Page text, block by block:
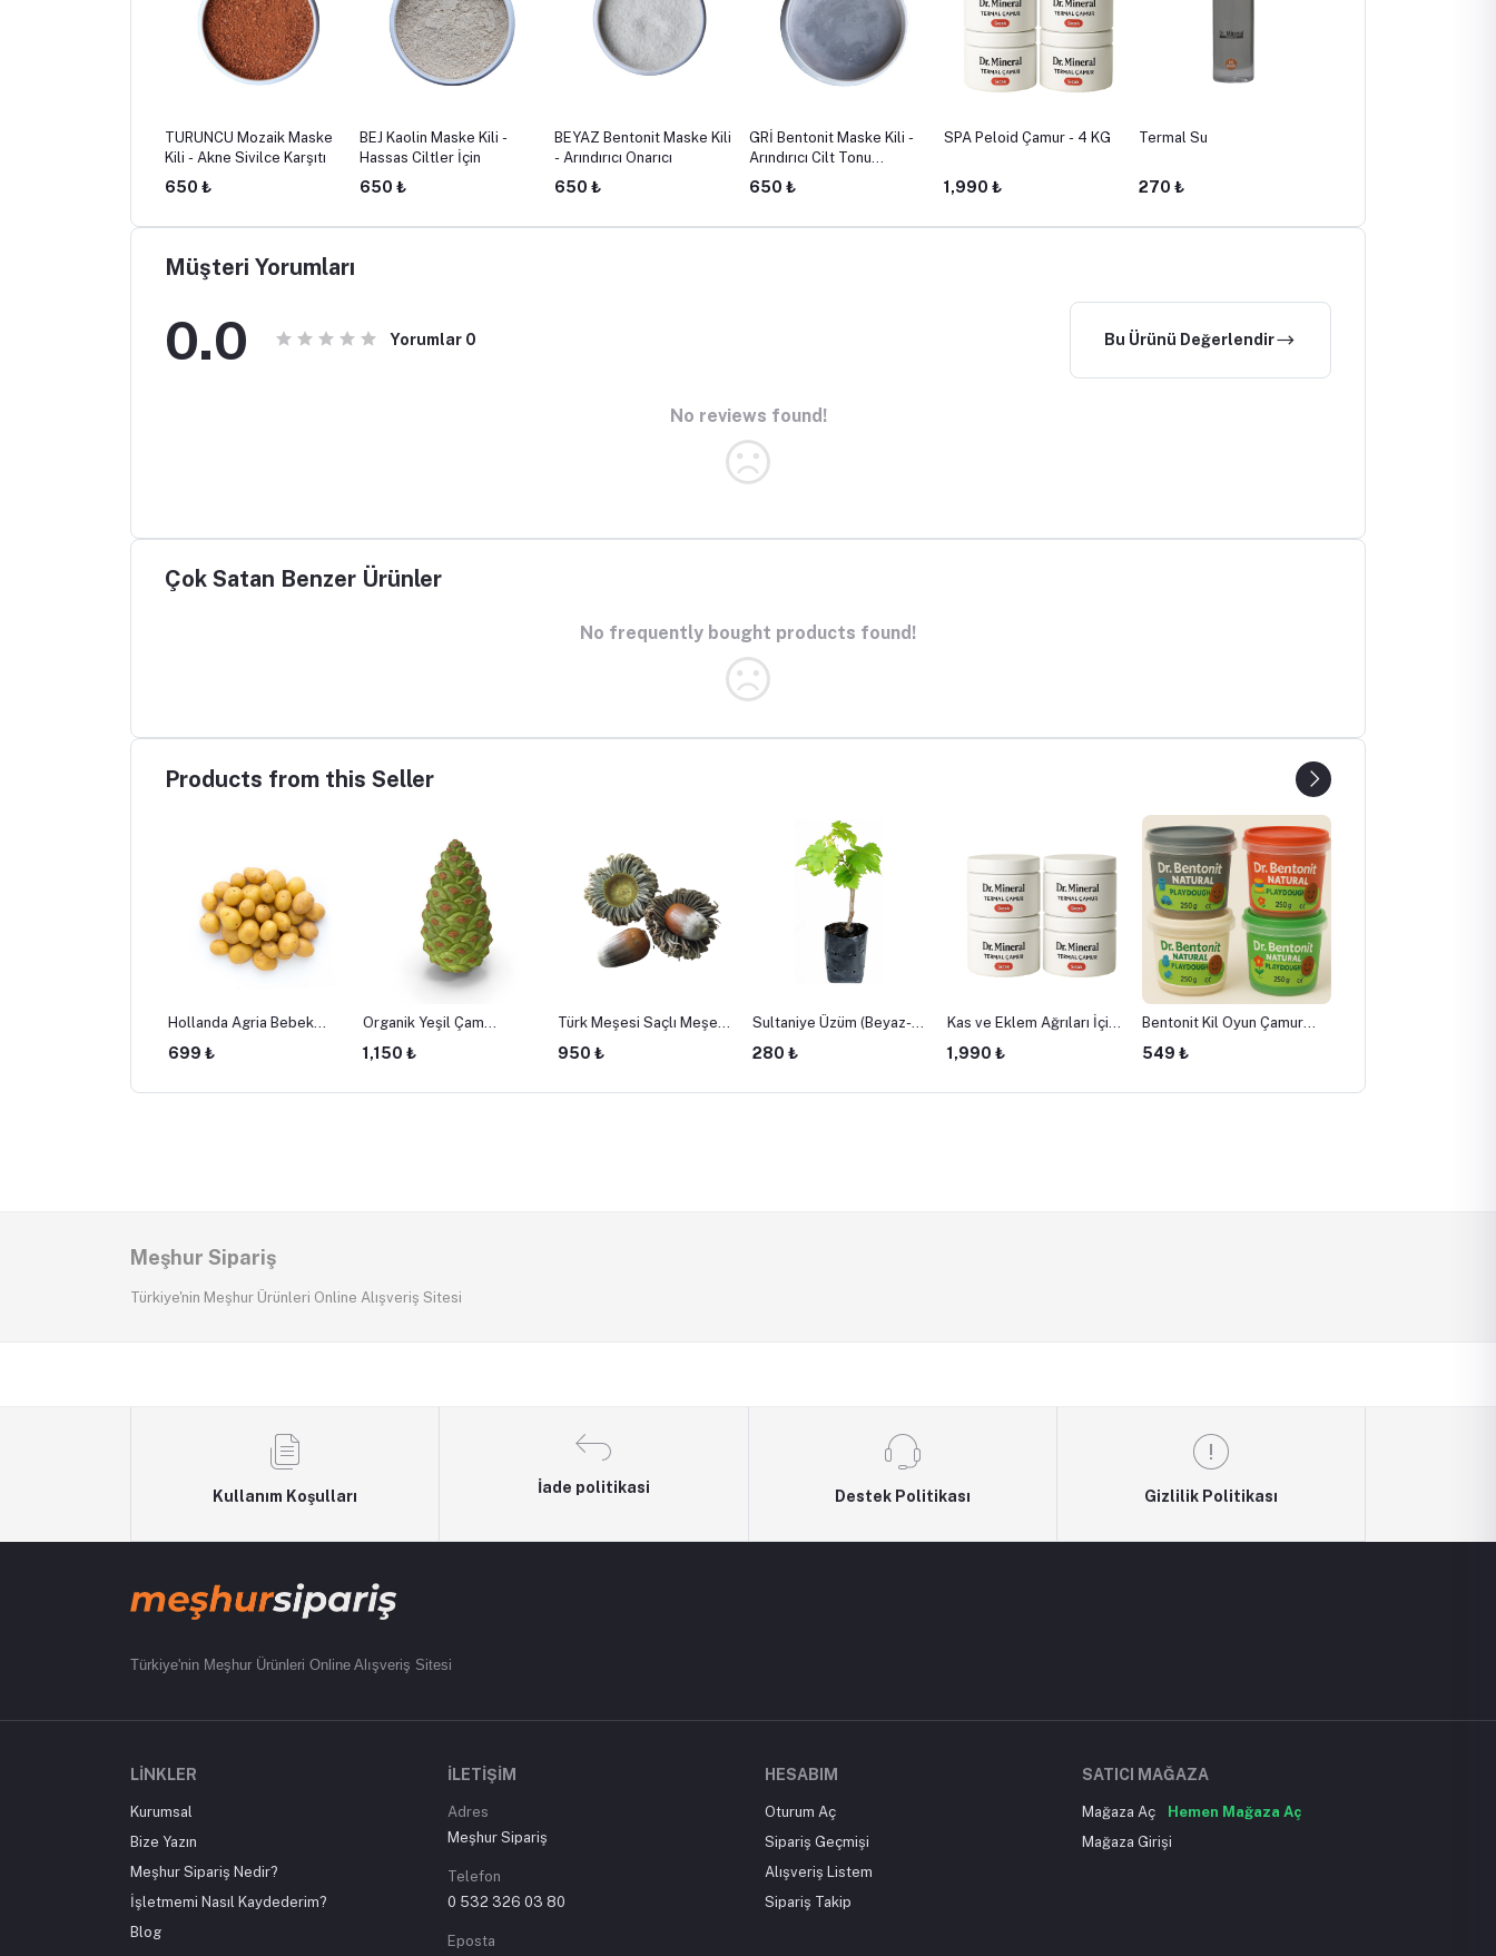
TURUNCU Mozaik Maske
Kili - Akne Sivilce Karşıtı
650 ₺
BEJ Kaolin Maske Kili -
Hassas Ciltler İçin
650 ₺
BEYAZ Bentonit Maske Kili
- Arındırıcı Onarıcı
650 ₺
GRİ Bentonit Maske Kili -
Arındırıcı Cilt Tonu
Eşitleyici
650 ₺
SPA Peloid Çamur - 4 KG
1,990 ₺
Termal Su
270 ₺
Müşteri Yorumları
0.0 Yorumlar 0 Bu Ürünü Değerlendir
No reviews found!
Çok Satan Benzer Ürünler
No frequently bought products found!
Products from this Seller
Hollanda Agria Bebek
(Baby) Patates
699 ₺
Organik Yeşil Çam
Kozalağı (Şurupluk) – 150
Adet
1,150 ₺
Türk Meşesi Saçlı Meşe
(Turkey Oak Quercus
Cerris ) Tohum Palamut
950 ₺
Sultaniye Üzüm (Beyaz-
Çekirdeksiz) Tüplü Asma
Fidanı
280 ₺
Kas ve Eklem Ağrıları İçin
Termal Çamur - 4 KG (15
Seanslık) Ev Kullanımı İçin
1,990 ₺
Bentonit Kil Oyun Çamuru
- Organik Oyun Hamuru
549 ₺
Meşhur Sipariş
Türkiye'nin Meşhur Ürünleri Online Alışveriş Sitesi
Kullanım Koşulları
İade politikasi
Destek Politikası Gizlilik Politikası
Türkiye'nin Meşhur Ürünleri Online Alışveriş Sitesi
LINKLER
Kurumsal
Bize Yazın
Meşhur Sipariş Nedir?
İşletmemi Nasıl Kaydederim?
Blog
İLETIŞIM
Adres
Meşhur Sipariş
Telefon
0 532 326 03 80
Eposta
HESABIM
Oturum Aç
Sipariş Geçmişi
Alışveriş Listem
Sipariş Takip
SATICI MAĞAZA
Mağaza Aç
Hemen Mağaza Aç
Mağaza Girişi